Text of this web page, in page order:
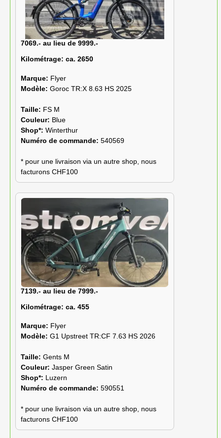
7069.- au lieu de 9999.-
Kilométrage: ca. 2650
Marque: Flyer
Modèle: Goroc TR:X 8.63 HS 2025
Taille: FS M
Couleur: Blue
Shop*: Winterthur
Numéro de commande: 540569
* pour une livraison via un autre shop, nous
facturons CHF100
7139.- au lieu de 7999.-
Kilométrage: ca. 455
Marque: Flyer
Modèle: G1 Upstreet TR:CF 7.63 HS 2026
Taille: Gents M
Couleur: Jasper Green Satin
Shop*: Luzern
Numéro de commande: 590551
* pour une livraison via un autre shop, nous
facturons CHF100